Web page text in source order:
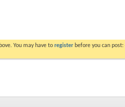
You may have to register before you can